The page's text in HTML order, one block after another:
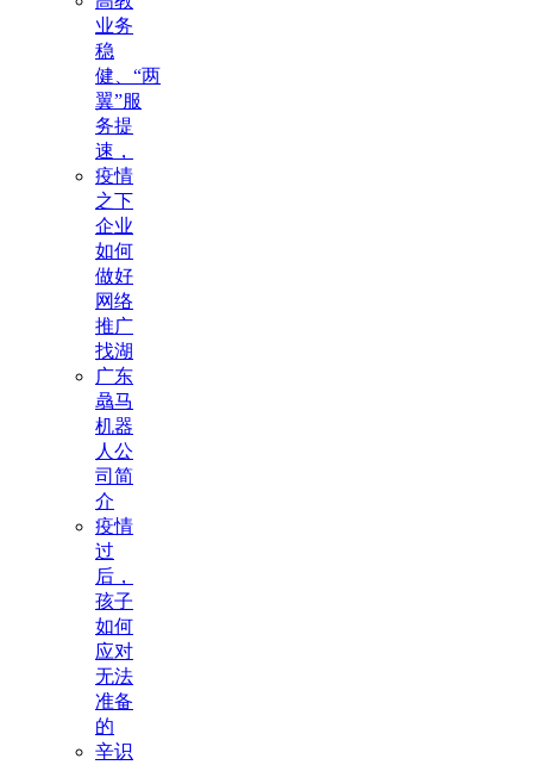
业务
稳
健、“两
翼”服
务提
速，
疫情
之下
企业
如何
做好
网络
推广
找湖
广东
骉马
机器
人公
司简
介
疫情
过
后，
孩子
如何
应对
无法
准备
的
辛识